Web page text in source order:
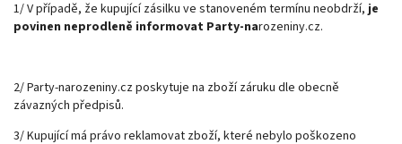
1/ V případě, že kupující zásilku ve stanoveném termínu neobdrží,je
povinen neprodleně informovat Party-narozeniny.cz.
2/ Party-narozeniny.cz poskytuje na zboží záruku dle obecně
závazných předpisů.
3/ Kupující má právo reklamovat zboží, které nebylo poškozeno